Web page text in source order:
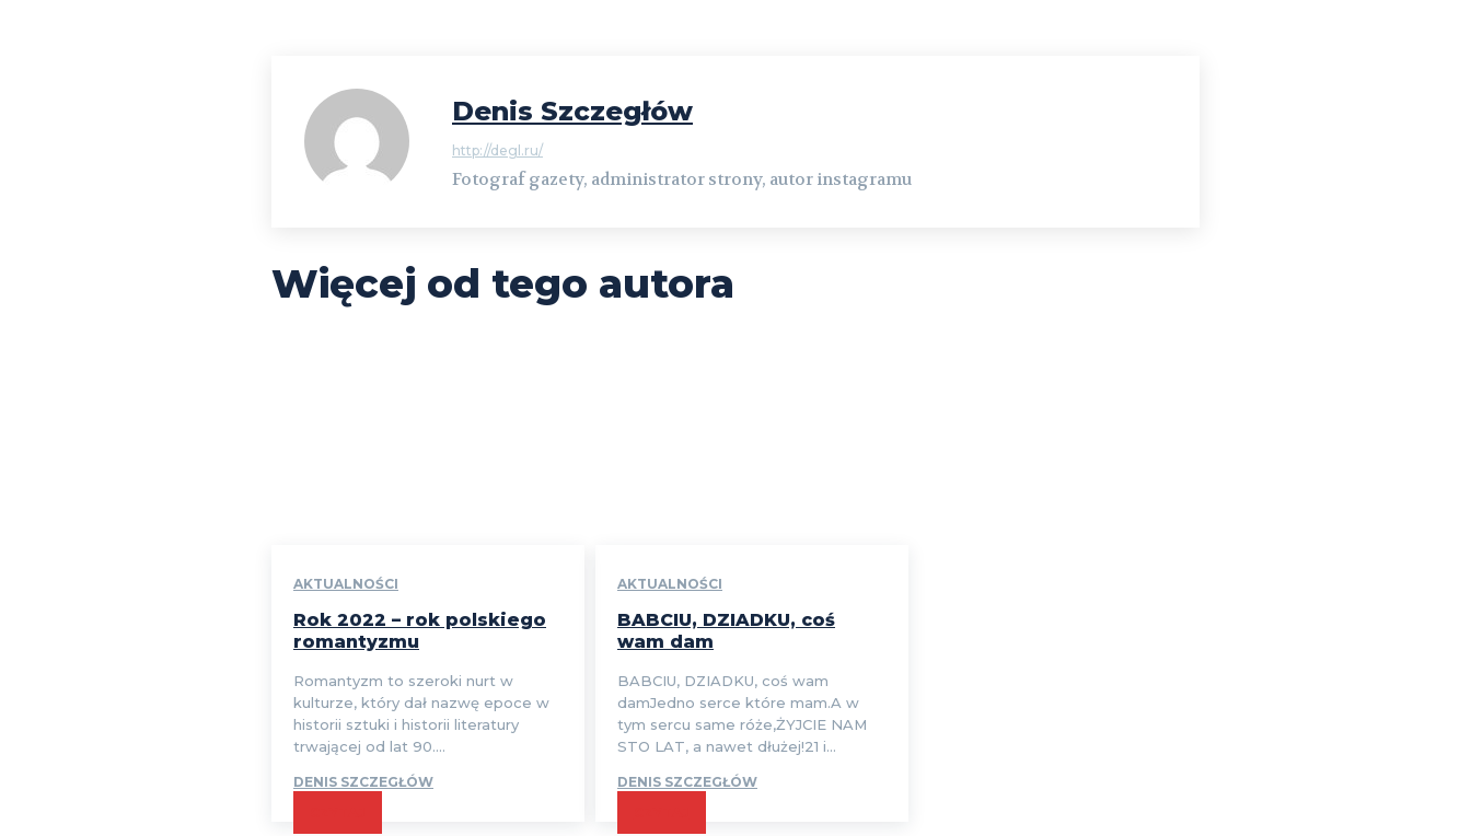
Denis Szczegłów
http://degl.ru/
Fotograf gazety, administrator strony, autor instagramu
Więcej od tego autora
AKTUALNOŚCI
Rok 2022 – rok polskiego
romantyzmu
Romantyzm to szeroki nurt w
kulturze, który dał nazwę epoce w
historii sztuki i historii literatury
trwającej od lat 90....
DENIS SZCZEGŁÓW
AKTUALNOŚCI
BABCIU, DZIADKU, coś
wam dam
BABCIU, DZIADKU, coś wam
damJedno serce które mam.A w
tym sercu same róże,ŻYJCIE NAM
STO LAT, a nawet dłużej!21 i...
DENIS SZCZEGŁÓW